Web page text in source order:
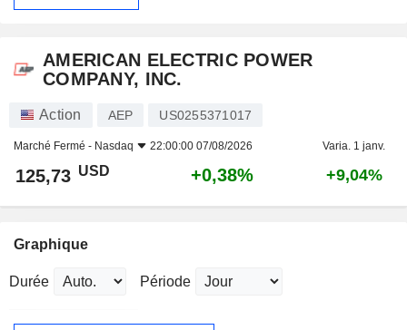
AMERICAN ELECTRIC POWER
COMPANY, INC.
Action AEP US0255371017
Marché Fermé - Nasdaq 22:00:00 07/08/2026 Varia. 1 janv.
125,73 USD +0,38% +9,04%
Graphique
Durée Période